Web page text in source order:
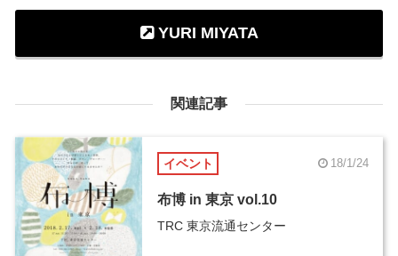
YURI MIYATA
関連記事
イベント 18/1/24
布博 in 東京 vol.10
TRC 東京流通センター